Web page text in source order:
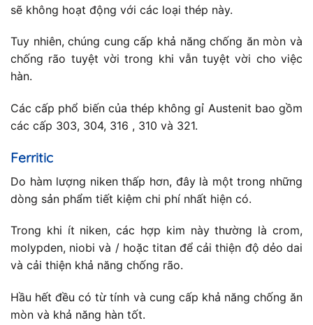
sẽ không hoạt động với các loại thép này.
Tuy nhiên, chúng cung cấp khả năng chống ăn mòn và
chống rão tuyệt vời trong khi vẫn tuyệt vời cho việc
hàn.
Các cấp phổ biến của thép không gỉ Austenit bao gồm
các cấp 303, 304, 316 , 310 và 321.
Ferritic
Do hàm lượng niken thấp hơn, đây là một trong những
dòng sản phẩm tiết kiệm chi phí nhất hiện có.
Trong khi ít niken, các hợp kim này thường là crom,
molypden, niobi và / hoặc titan để cải thiện độ dẻo dai
và cải thiện khả năng chống rão.
Hầu hết đều có từ tính và cung cấp khả năng chống ăn
mòn và khả năng hàn tốt.